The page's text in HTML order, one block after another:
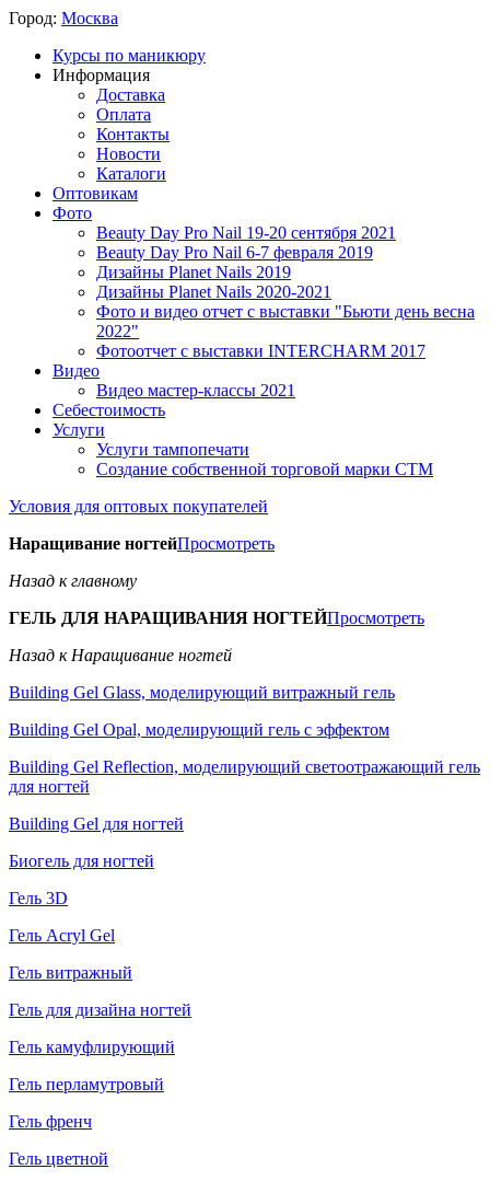
Город: Москва
Курсы по маникюру
Информация
Доставка
Оплата
Контакты
Новости
Каталоги
Оптовикам
Фото
Beauty Day Pro Nail 19-20 сентября 2021
Beauty Day Pro Nail 6-7 февраля 2019
Дизайны Planet Nails 2019
Дизайны Planet Nails 2020-2021
Фото и видео отчет с выставки "Бьюти день весна
2022"
Фотоотчет с выставки INTERCHARM 2017
Видео
Видео мастер-классы 2021
Себестоимость
Услуги
Услуги тампопечати
Создание собственной торговой марки СТМ
Условия для оптовых покупателей
Наращивание ногтейПросмотреть
Назад к главному
ГЕЛЬ ДЛЯ НАРАЩИВАНИЯ НОГТЕЙПросмотреть
Назад к Наращивание ногтей
Building Gel Glass, моделирующий витражный гель
Building Gel Opal, моделирующий гель с эффектом
Building Gel Reflection, моделирующий светоотражающий гель
для ногтей
Building Gel для ногтей
Биогель для ногтей
Гель 3D
Гель Acryl Gel
Гель витражный
Гель для дизайна ногтей
Гель камуфлирующий
Гель перламутровый
Гель френч
Гель цветной